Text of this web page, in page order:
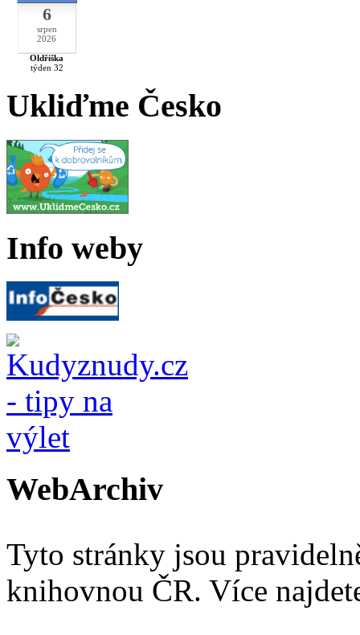
6
srpen
2026
Oldřiška
týden 32
Ukliďme Česko
Info weby
WebArchiv
Tyto stránky jsou
knihovnou ČR. Více